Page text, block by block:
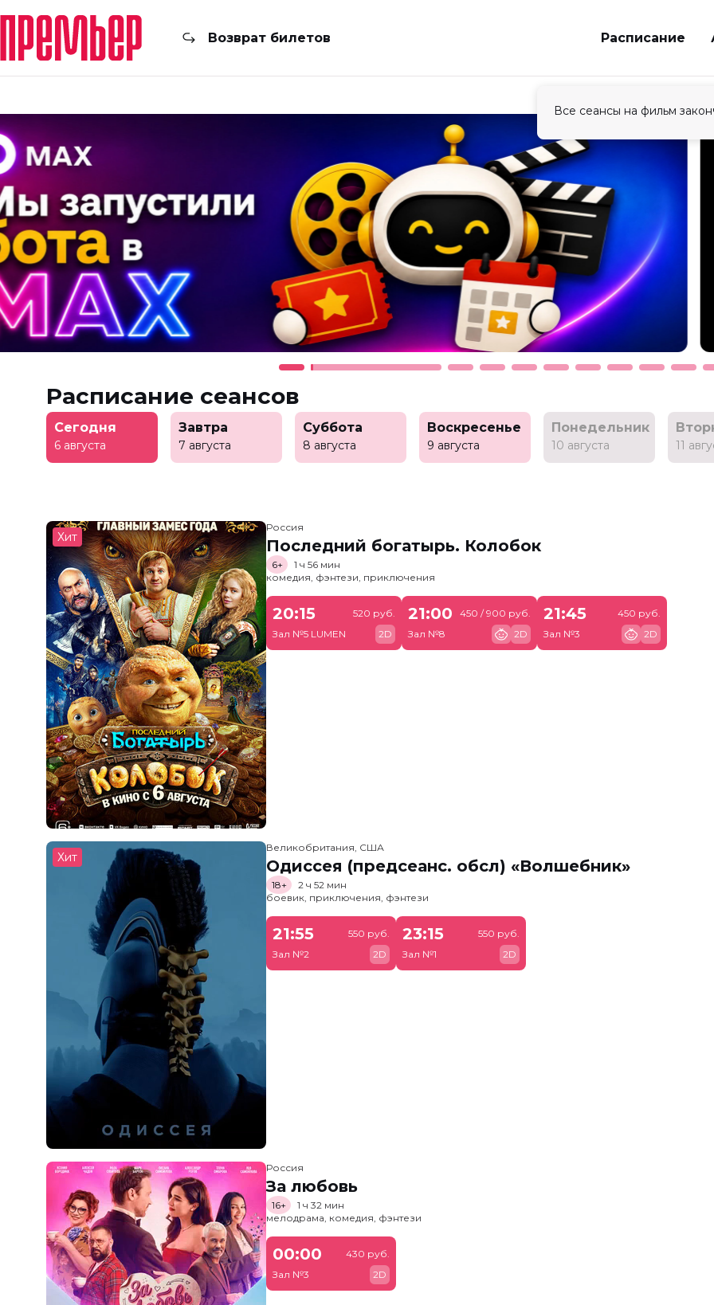
Возврат билетов Расписание
Расписание сеансов
Сегодня
6 августа
Завтра
7 августа
Суббота
8 августа
Воскресенье
9 августа
Понедельник
10 августа 11
Хит
Россия
Последний богатырь. Колобок
6+
1 ч 56 мин
комедия, фэнтези, приключения
20:15
Зал №5 LUMEN
520 руб.
2D
21:00
Зал №8
450 / 900 руб.
2D
21:45
Зал №3
450 руб.
2D
Хит
Великобритания, США
Одиссея (предсеанс. обсл) «Волшебник»
18+
2 ч 52 мин
боевик, приключения, фэнтези
21:55
Зал №2
550 руб.
2D
23:15
Зал №1
550 руб.
2D
Россия
За любовь
16+
1 ч 32 мин
мелодрама, комедия, фэнтези
00:00
Зал №3
430 руб.
2D
Все сеансы на фильм